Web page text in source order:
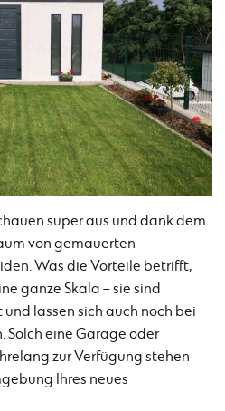
super aus und dank dem
von gemauerten
Was die Vorteile betrifft,
ganze Skala – sie sind
lassen sich auch noch bei
Solch eine Garage oder
zur Verfügung stehen
Ihres neues